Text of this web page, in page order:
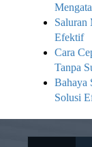
Saluran
Efektif
Cara
Tanpa
Bahaya
Solusi